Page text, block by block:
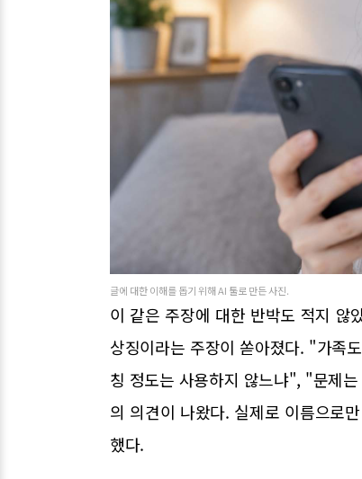
글에 대한 이해를 돕기 위해 AI 툴로 만든 사진.
이 같은 주장에 대한 반박도 적지 않
상징이라는 주장이 쏟아졌다. "가족
칭 정도는 사용하지 않느냐", "문제
의 의견이 나왔다. 실제로 이름으로
했다.